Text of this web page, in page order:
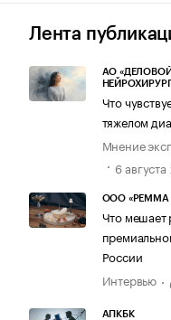
Технологии и
Лента
АО
Что
тяжелом
Мнение
6
ООО «РЕММА
Что мешает
России
Интервью
АПКБК